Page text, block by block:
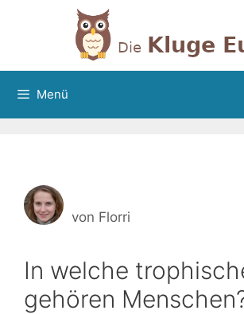
Menü
von Florri
In welche
gehören